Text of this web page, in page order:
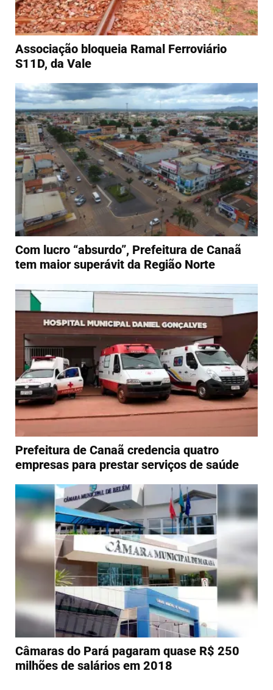
Associação bloqueia Ramal Ferroviário
S11D, da Vale
Com lucro “absurdo”, Prefeitura de Canaã
tem maior superávit da Região Norte
Prefeitura de Canaã credencia quatro
empresas para prestar serviços de saúde
Câmaras do Pará pagaram quase R$ 250
milhões de salários em 2018